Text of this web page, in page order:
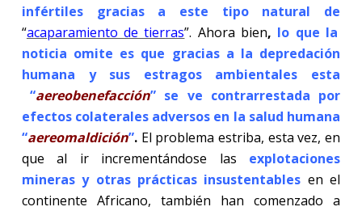
infértiles gracias a este tipo natural de
“acaparamiento de tierras”. Ahora bien, lo que la
noticia omite es que gracias a la depredación
humana y sus estragos ambientales esta
“aereobenefacción” se ve contrarrestada por
efectos colaterales adversos en la salud humana
“aereomaldición”.El problema estriba, esta vez, en
que al ir incrementándose las explotaciones
mineras y otras prácticas insustentables en el
continente Africano, también han comenzado a